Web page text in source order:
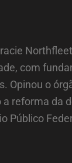
com
Opinou o
reforma da
Público